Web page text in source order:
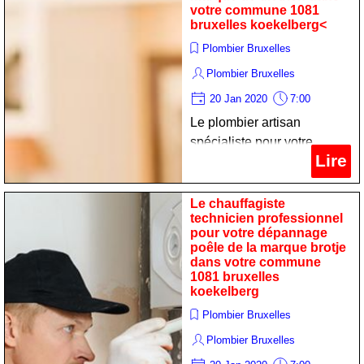
votre commune 1081
bruxelles koekelberg<
Plombier Bruxelles
Plombier Bruxelles
20 Jan 2020 7:00
Le plombier artisan
spécialiste pour votre
remise en état poêle de la
marque de dietrich dans
votre commune 1081
bruxelles koekelberg<
Lire
Le chauffagiste
technicien professionnel
pour votre dépannage
poêle de la marque brotje
dans votre commune
1081 bruxelles
koekelberg
Plombier Bruxelles
Plombier Bruxelles